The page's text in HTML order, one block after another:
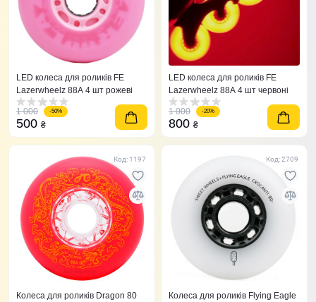
LED колеса для роликів FE
Lazerwheelz 88A 4 шт рожеві
1 000 -50%
500 ₴
LED колеса для роликів FE
Lazerwheelz 88A 4 шт червоні
1 000 -20%
800 ₴
Код: 1197
Колеса для роликів Dragon 80
Код: 2709
Колеса для роликів Flying Eagle